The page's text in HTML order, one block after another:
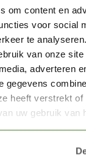
om content en
voor social
te
van onze site
adverteren
gegevens
heeft verstrekt of
uw gebruik van
op onze
over onze